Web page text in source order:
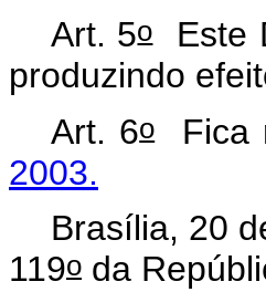
Art. 5oEste
produzindo
Art. 6oFica
2003.
Brasília, 20
119o da